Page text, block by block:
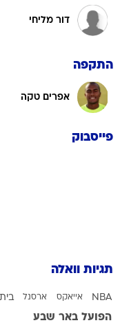
דור מליחי
התקפה
אפרים טקה
פייסבוק
תגיות וואלה
NBA אייאקס ארסנל
הפועל באר שבע